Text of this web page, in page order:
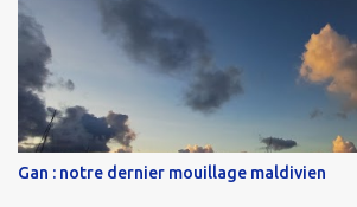
Gan : notre dernier mouillage maldivien